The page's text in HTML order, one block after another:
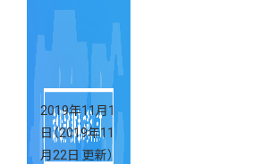
入説明会
2019年11月1
日（2019年11
月22日 更新）